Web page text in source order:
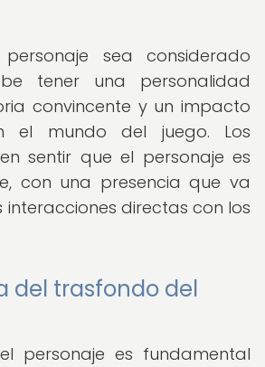
sea considerado
tener una personalidad
convincente y un impacto
el mundo del juego. Los
sentir que el personaje es
con una presencia que va
interacciones directas con los
del trasfondo del
personaje es fundamental